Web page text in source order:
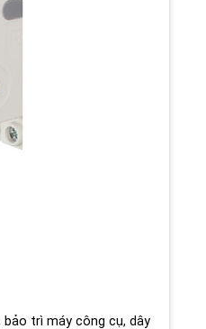
trì máy công cụ, dây